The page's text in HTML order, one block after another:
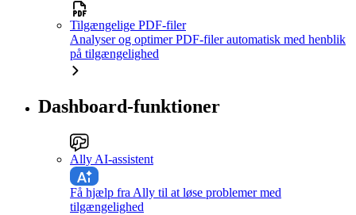
Tilgængelige PDF-filer
Analyser og optimer PDF-filer automatisk med henblik
på tilgængelighed
Dashboard-funktioner
Ally AI-assistent
Få hjælp fra Ally til at løse problemer med
tilgængelighed